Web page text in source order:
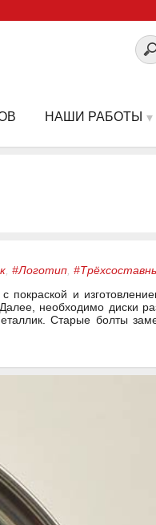
НАШИ РАБОТЫ
#Логотип
покраской и
необходимо диски
Старые болты